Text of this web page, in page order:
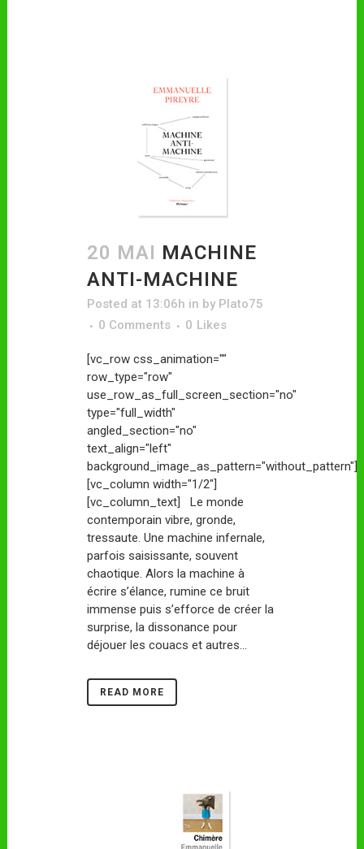
20 MAI MACHINE
ANTI-MACHINE
Posted at 13:06h in by Plato75
0 Comments
0 Likes
[vc_row css_animation=""
row_type="row"
use_row_as_full_screen_section="no"
type="full_width"
angled_section="no"
text_align="left"
background_image_as_pattern="without_pattern"]
[vc_column width="1/2"]
[vc_column_text] Le monde
contemporain vibre, gronde,
tressaute. Une machine infernale,
parfois saisissante, souvent
chaotique. Alors la machine à
écrire s’élance, rumine ce bruit
immense puis s’efforce de créer la
surprise, la dissonance pour
déjouer les couacs et autres...
READ MORE